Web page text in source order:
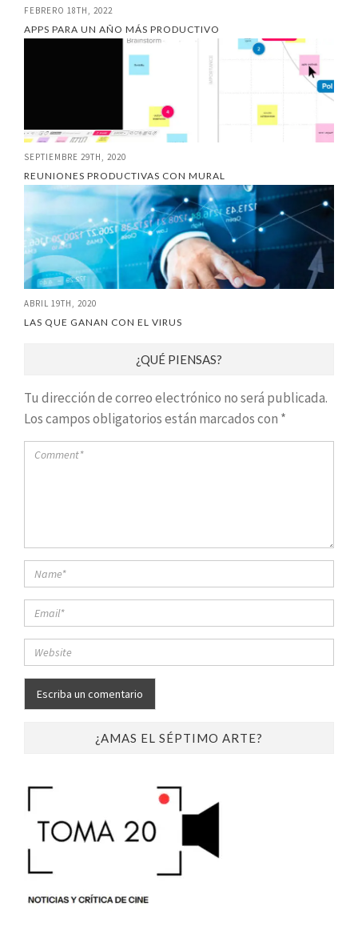
FEBRERO 18TH, 2022
APPS PARA UN AÑO MÁS PRODUCTIVO
SEPTIEMBRE 29TH, 2020
REUNIONES PRODUCTIVAS CON MURAL
ABRIL 19TH, 2020
LAS QUE GANAN CON EL VIRUS
¿QUÉ PIENSAS?
Tu dirección de correo electrónico no será publicada.
Los campos obligatorios están marcados con *
¿AMAS EL SÉPTIMO ARTE?